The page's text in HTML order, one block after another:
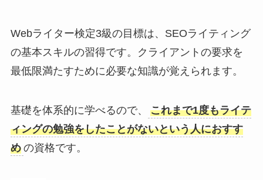
Webライター検定3級の目標は、SEOライティング
の基本スキルの習得です。クライアントの要求を
最低限満たすために必要な知識が覚えられます。
基礎を体系的に学べるので、
これまで1度もライテ
ィングの勉強をしたことがないという人におすす
め の資格です。